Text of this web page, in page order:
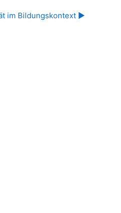
im Bildungskontext ▶︎